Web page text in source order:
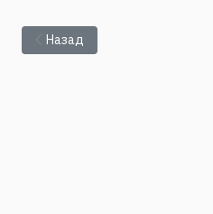
Предыдущий:
Назад